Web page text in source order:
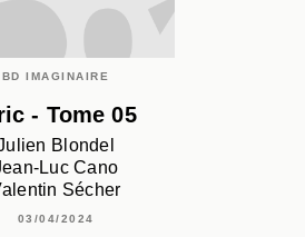
BD IMAGINAIRE
- Tome 05
Blondel
Luc Cano
Sécher
03/04/2024